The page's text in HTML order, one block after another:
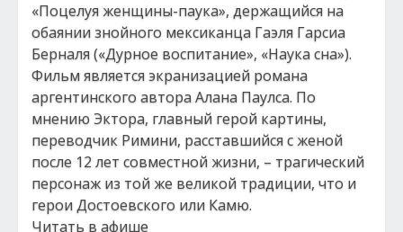
«Поцелуя женщины-паука», держащийся на
обаянии знойного мексиканца Гаэля Гарсиа
Берналя («Дурное воспитание», «Наука сна»).
Фильм является экранизацией романа
аргентинского автора Алана Паулса. По
мнению Эктора, главный герой картины,
переводчик Римини, расставшийся с женой
после 12 лет совместной жизни, – трагический
персонаж из той же великой традиции, что и
герои Достоевского или Камю.
Читать в афише